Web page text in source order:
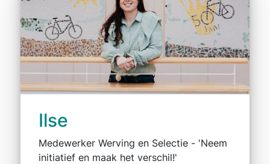
Ilse
Medewerker Werving en Selectie - 'Neem
initiatief en maak het verschil!'